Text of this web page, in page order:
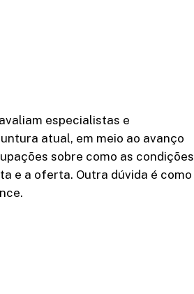
especialistas e
atual, em meio ao avanço
sobre como as condições
e a oferta. Outra dúvida é como